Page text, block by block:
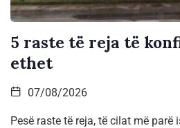
5 raste të reja të
ethet
07/08/2026
Pesë raste të reja, të cilat më parë